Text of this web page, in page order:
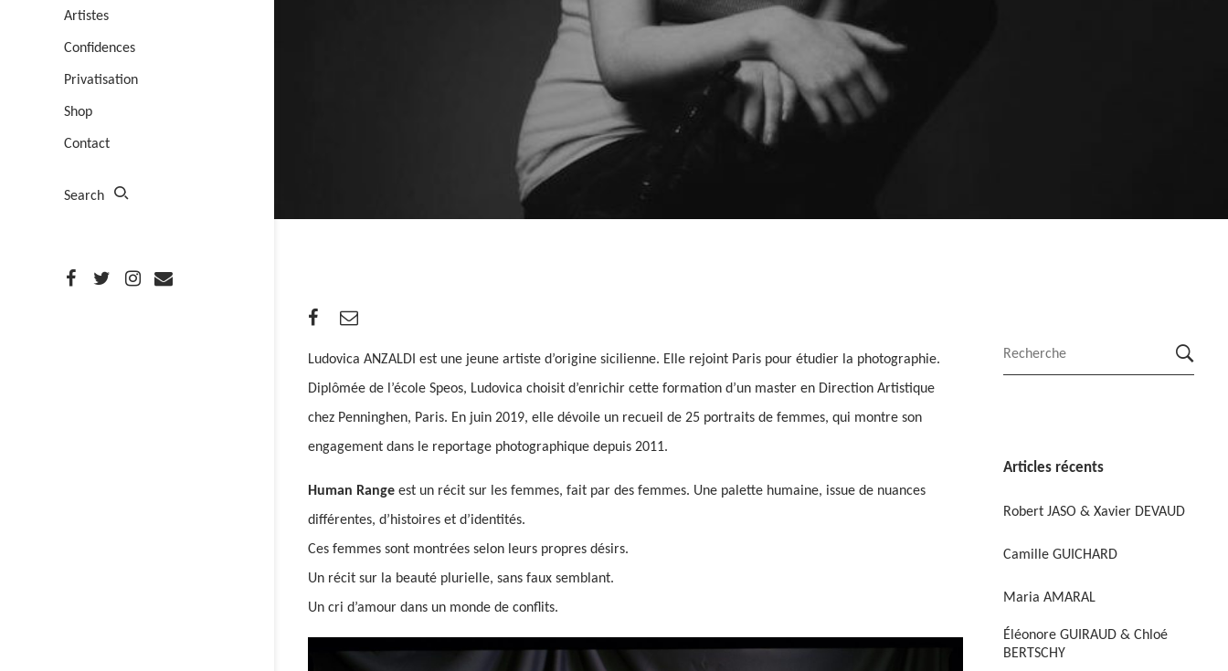
Artistes
Confidences
Privatisation
Shop
Contact
Search
Ludovica ANZALDI est une jeune artiste d’origine sicilienne. Elle rejoint Paris pour étudier la photographie.
Diplômée de l’école Speos, Ludovica choisit d’enrichir cette formation d’un master en Direction Artistique
chez Penninghen, Paris. En juin 2019, elle dévoile un recueil de 25 portraits de femmes, qui montre son
engagement dans le reportage photographique depuis 2011.
Human Range est un récit sur les femmes, fait par des femmes. Une palette humaine, issue de nuances
différentes, d’histoires et d’identités.
Ces femmes sont montrées selon leurs propres désirs.
Un récit sur la beauté plurielle, sans faux semblant.
Un cri d’amour dans un monde de conflits.
Articles récents
Robert JASO & Xavier DEVAUD
Camille GUICHARD
Maria AMARAL
Éléonore GUIRAUD & Chloé
BERTSCHY